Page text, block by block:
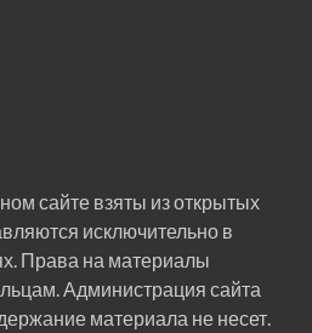
сайте взяты из открытых
исключительно в
Права на материалы
Администрация сайта
материала не несет.